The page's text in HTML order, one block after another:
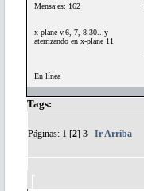
Mensajes: 162
x-plane v.6, 7, 8.30...y
aterrizando en x-plane 11
En línea
Tags:
Páginas: 1 [2] 3 Ir Arriba